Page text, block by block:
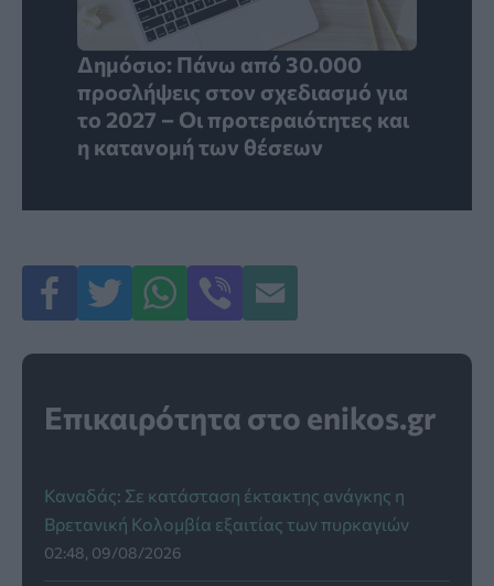
Δημόσιο: Πάνω από 30.000
προσλήψεις στον σχεδιασμό για
το 2027 – Οι προτεραιότητες και
η κατανομή των θέσεων
Επικαιρότητα στο enikos.gr
Καναδάς: Σε κατάσταση έκτακτης ανάγκης η
Βρετανική Κολομβία εξαιτίας των πυρκαγιών
02:48, 09/08/2026